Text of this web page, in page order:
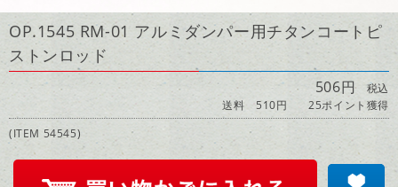
OP.1545 RM-01 アルミダンパー用チタンコートピ
ストンロッド
506円税込
送料 510円
25ポイント獲得
(ITEM 54545)